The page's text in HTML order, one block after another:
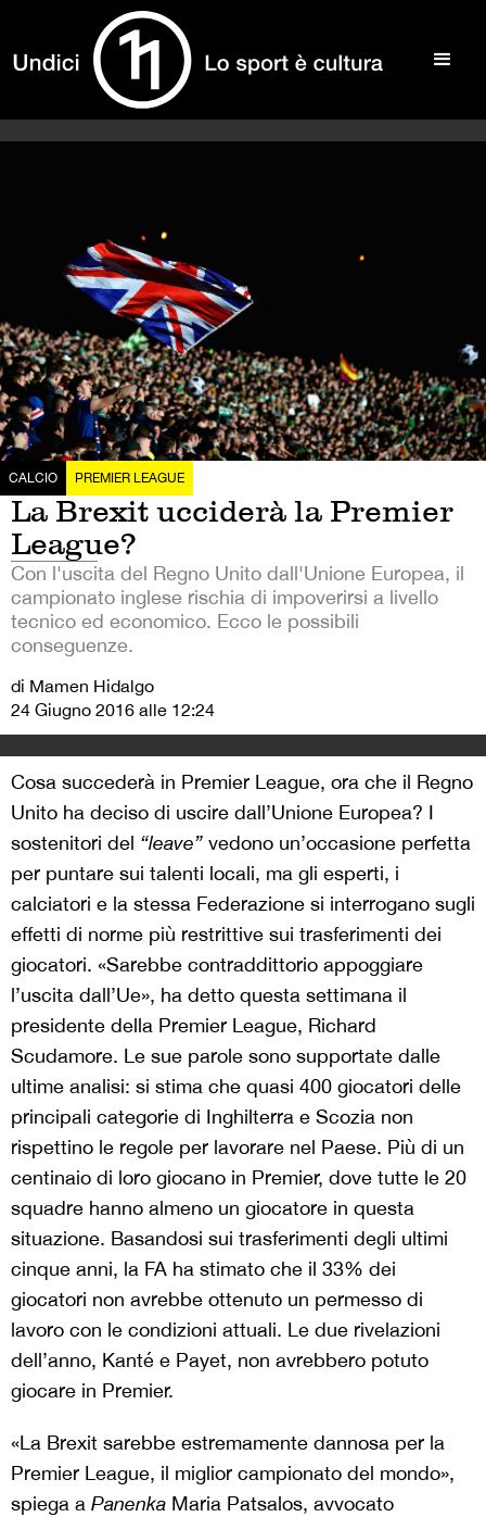
CALCIO PREMIER LEAGUE
La Brexit ucciderà la Premier
League?
Con l'uscita del Regno Unito dall'Unione Europea, il
campionato inglese rischia di impoverirsi a livello
tecnico ed economico. Ecco le possibili
conseguenze.
di Mamen Hidalgo
24 Giugno 2016 alle 12:24
Cosa succederà in Premier League, ora che il Regno
Unito ha deciso di uscire dall’Unione Europea? I
sostenitori del “leave” vedono un’occasione perfetta
per puntare sui talenti locali, ma gli esperti, i
calciatori e la stessa Federazione si interrogano sugli
effetti di norme più restrittive sui trasferimenti dei
giocatori. «Sarebbe contraddittorio appoggiare
l’uscita dall’Ue», ha detto questa settimana il
presidente della Premier League, Richard
Scudamore. Le sue parole sono supportate dalle
ultime analisi: si stima che quasi 400 giocatori delle
principali categorie di Inghilterra e Scozia non
rispettino le regole per lavorare nel Paese. Più di un
centinaio di loro giocano in Premier, dove tutte le 20
squadre hanno almeno un giocatore in questa
situazione. Basandosi sui trasferimenti degli ultimi
cinque anni, la FA ha stimato che il 33% dei
giocatori non avrebbe ottenuto un permesso di
lavoro con le condizioni attuali. Le due rivelazioni
dell’anno, Kanté e Payet, non avrebbero potuto
giocare in Premier.
«La Brexit sarebbe estremamente dannosa per la
Premier League, il miglior campionato del mondo»,
spiega a Panenka Maria Patsalos, avvocato